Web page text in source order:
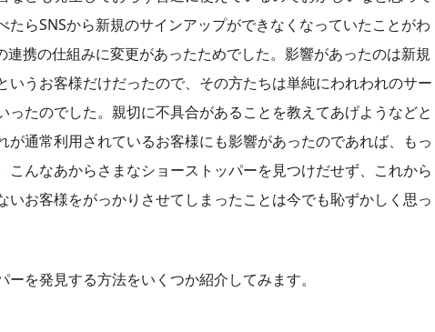
たらSNSから新規のサインアップができなくなっていたことがわ
連携の仕組みに変更があったためでした。影響があったのは新規
いうお客様だけだったので、その方たちは単純にわれわれのサー
ったのでした。親切に不具合があることを教えてあげようなどと
が通常利用されているお客様にも影響があったのであれば、もっ
こんなあからさまなショーストッパーを見つけだせず、これから
いお客様をがっかりさせてしまったことは今でも恥ずかしく思っ
を発見する方法をいくつか紹介してみます。